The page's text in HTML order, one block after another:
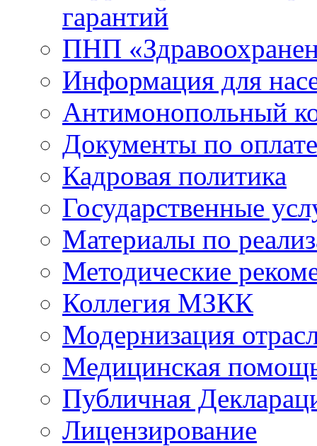
гарантий
ПНП
Информация для
Антимонопольный
Документы по
Кадровая политика
Государственные
Материалы по
Методические
Коллегия МЗКК
Модернизация
Медицинская
Публичная
Лицензирование